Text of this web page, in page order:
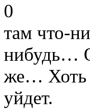
0
там что-
нибудь…
же… Хоть
уйдет.